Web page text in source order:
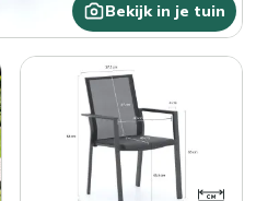
Bekijk in je tuin